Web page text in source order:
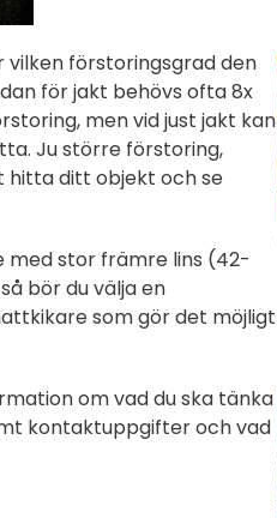
vilken förstoringsgrad den
för jakt behövs ofta 8x
men vid just jakt kan
Ju större förstoring,
hitta ditt objekt och se
med stor främre lins (42-
bör du välja en
som gör det möjligt
om vad du ska tänka
kontaktuppgifter och vad